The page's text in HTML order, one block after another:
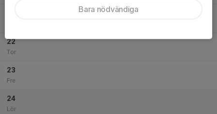
22
Tor
23
Fre
24
Lör
Bara nödvändiga